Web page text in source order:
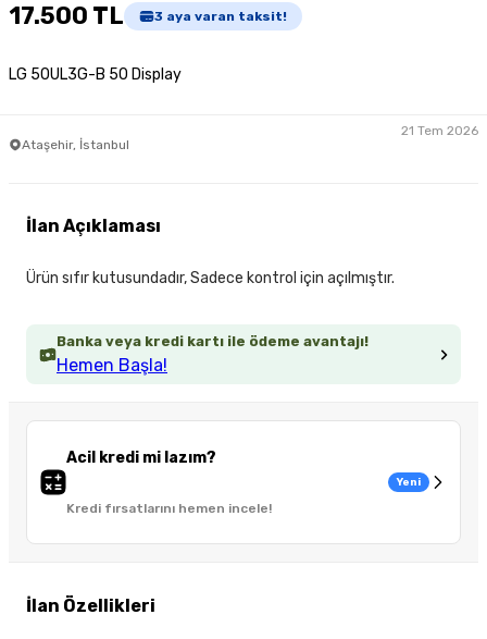
17.500 TL 3 aya varan taksit!
LG 50UL3G-B 50 Display
Ataşehir, İstanbul
21 Tem 2026
Banka veya kredi kartı ile ödeme avantajı!
Hemen Başla!
Acil kredi mi lazım?
Kredi fırsatlarını hemen incele!
Yeni
İlan Özellikleri
İlan Açıklaması
Ürün sıfır kutusundadır, Sadece kontrol için açılmıştır.